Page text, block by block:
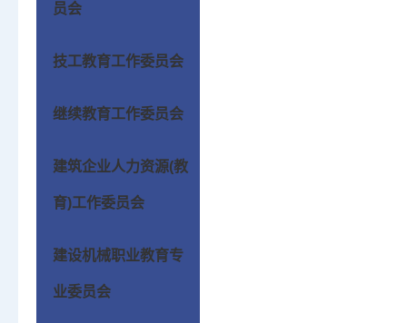
员会
技工教育工作委员会
继续教育工作委员会
建筑企业人力资源(教
育)工作委员会
建设机械职业教育专
业委员会